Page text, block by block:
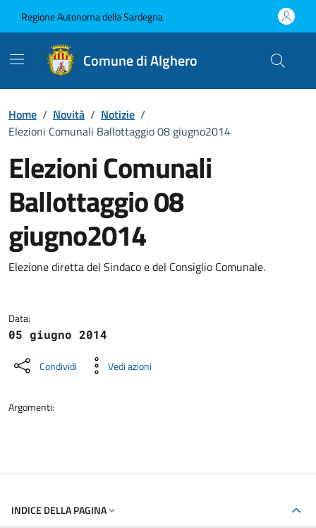
Regione Autonoma della Sardegna
Comune di Alghero
Home / Novità / Notizie /
Elezioni Comunali Ballottaggio 08 giugno2014
Elezioni Comunali
Ballottaggio 08
giugno2014
Dettagli della notizia
Elezione diretta del Sindaco e del Consiglio Comunale.
Data:
05 giugno 2014
Condividi Vedi azioni
Argomenti:
INDICE DELLA PAGINA